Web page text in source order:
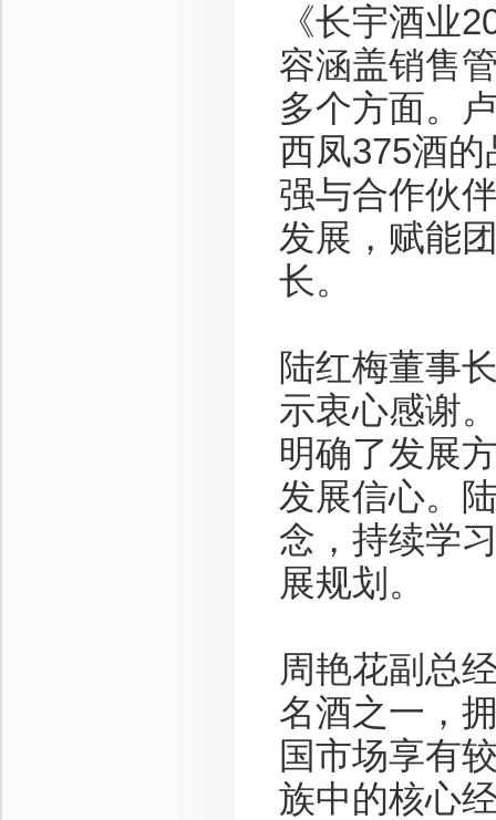
《长宇酒业
容涵盖销售
多个方面。
西凤375酒
强与合作伙
发展，赋能
长。
陆红梅董事
示衷心感谢
明确了发展
发展信心。
念，持续学
展规划。
周艳花副总
名酒之一，
国市场享有
族中的核心